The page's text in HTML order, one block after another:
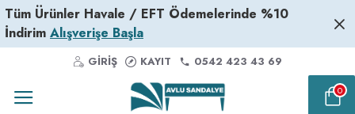
Tüm Ürünler Havale / EFT Ödemelerinde %10
İndirim Alışverişe Başla
GIRIŞ KAYIT 0542 423 43 69
0